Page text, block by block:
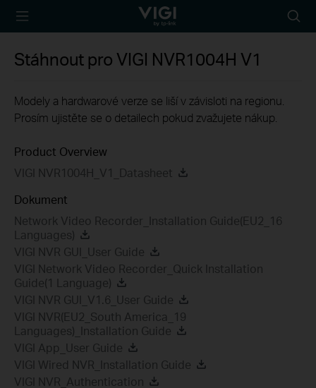
TP-Link, Reliably
icon
Stáhnout pro VIGI NVR1004H V1
Modely a hardwarové verze se liší v závisloti na regionu.
Prosím ujistěte se o detailech pokud zvažujete nákup.
Product Overview
VIGI NVR1004H_V1_Datasheet
Dokument
Network Video Recorder_Installation Guide(EU2_16
Languages)
VIGI NVR GUI_User Guide
VIGI Network Video Recorder_Quick Installation
Guide(1 Language)
VIGI NVR GUI_V1.6_User Guide
VIGI NVR(EU2_South America_19
Languages)_Installation Guide
VIGI App_User Guide
VIGI Wired NVR_Installation Guide
VIGI NVR_Authentication